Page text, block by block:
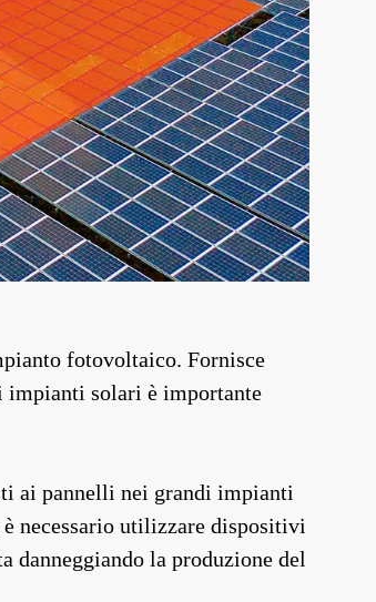
fotovoltaico. Fornisce
impianti solari è importante
ai pannelli nei grandi impianti
necessario utilizzare dispositivi
danneggiando la produzione del